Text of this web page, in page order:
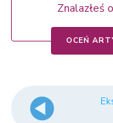
Znalazłeś
OCEŃ